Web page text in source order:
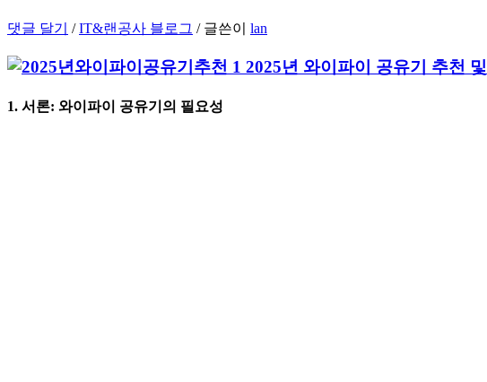
댓글 달기 /IT&랜공사 블로그 / 글쓴이 lan
1. 서론: 와이파이 공유기의 필요성